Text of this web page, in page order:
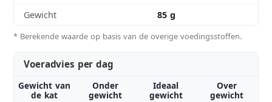
Gewicht
85 g
* Berekende waarde op basis van de overige voedingsstoffen.
Voeradvies per dag
Gewicht van
de kat
Onder
gewicht
Ideaal
gewicht
Over
gewicht